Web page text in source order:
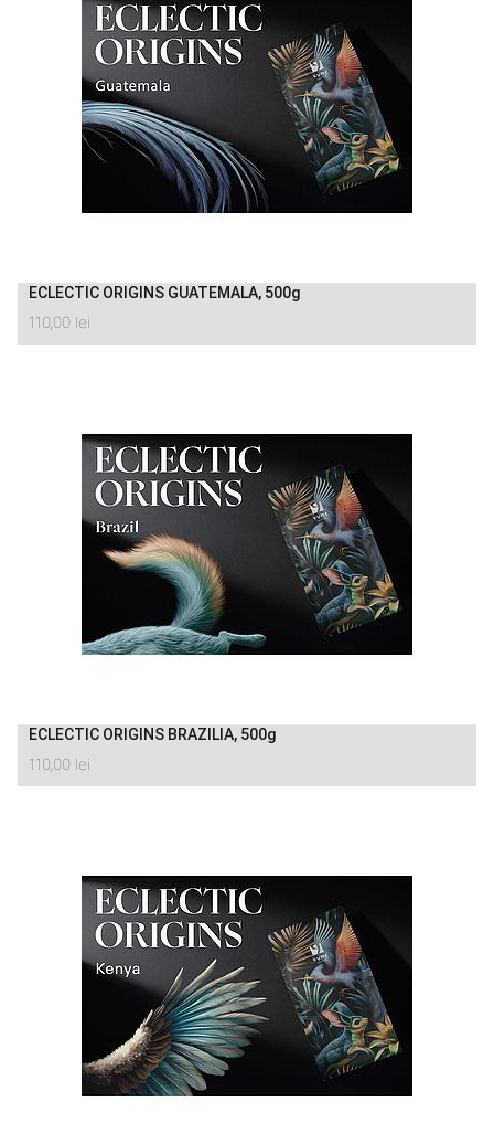
ECLECTIC ORIGINS GUATEMALA, 500g
110,00 lei
ECLECTIC ORIGINS BRAZILIA, 500g
110,00 lei